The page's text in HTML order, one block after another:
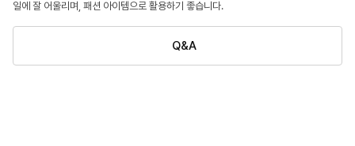
일에 잘 어울리며, 패션 아이템으로 활용하기 좋습니다.
Q&A